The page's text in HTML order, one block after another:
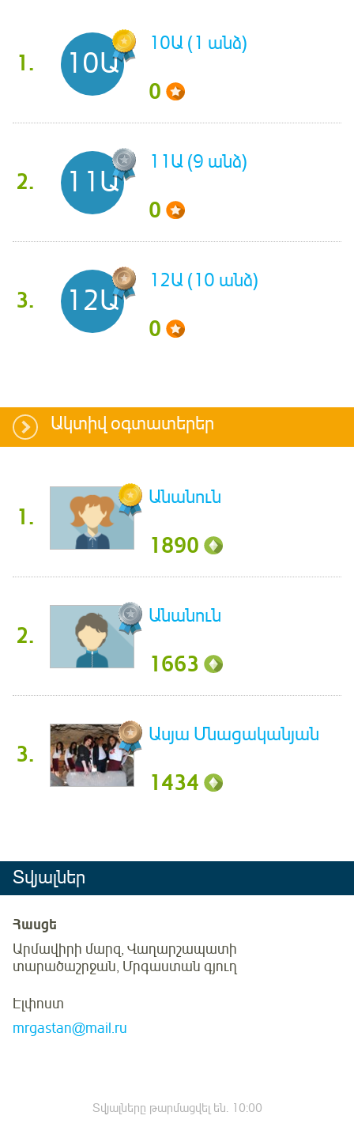
1. 10Ա
10Ա (1 անձ)
0
2. 11Ա
11Ա (9 անձ)
0
3. 12Ա
12Ա (10 անձ)
0
Ակտիվ օգտատերեր
1.
Անանուն
1890
2.
Անանուն
1663
3.
Ասյա Մնացականյան
1434
Տվյալներ
Հասցե
Արմավիրի մարզ, Վաղարշապատի
տարածաշրջան, Մրգաստան գյուղ
Էլփոստ
mrgastan@mail.ru
Տվյալները թարմացվել են. 10:00